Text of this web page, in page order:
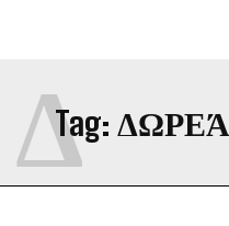
Tag: ΔΩΡΕΆ
Δ